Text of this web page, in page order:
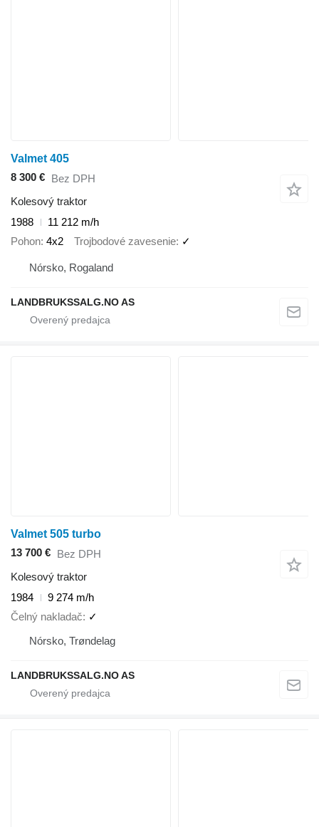
Valmet 405
8 300 € Bez DPH
Kolesový traktor
1988
11 212 m/h
Pohon 4x2 Trojbodové zavesenie ✓
Nórsko, Rogaland
LANDBRUKSSALG.NO AS
Valmet 505 turbo
13 700 € Bez DPH
Kolesový traktor
1984
9 274 m/h
Čelný nakladač
✓
Nórsko, Trøndelag
LANDBRUKSSALG.NO AS